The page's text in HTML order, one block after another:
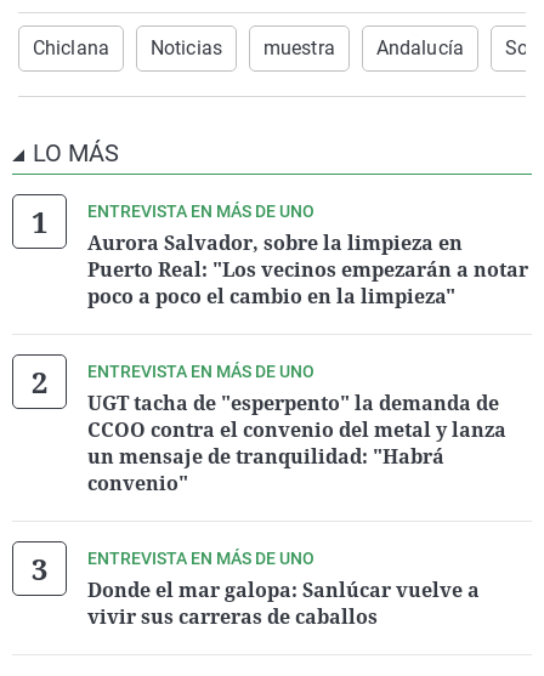
Chiclana Noticias muestra Andalucía
LO MÁS
ENTREVISTA EN MÁS DE UNO
Aurora Salvador, sobre la limpieza en
Puerto Real: "Los vecinos empezarán a notar
poco a poco el cambio en la limpieza"
ENTREVISTA EN MÁS DE UNO
UGT tacha de "esperpento" la demanda de
CCOO contra el convenio del metal y lanza
un mensaje de tranquilidad: "Habrá
convenio"
ENTREVISTA EN MÁS DE UNO
Donde el mar galopa: Sanlúcar vuelve a
vivir sus carreras de caballos